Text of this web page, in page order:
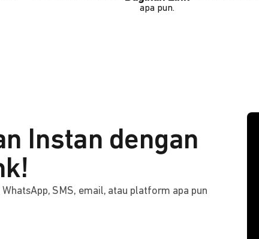
apa pun.
Instan dengan
SMS, email, atau platform apa pun